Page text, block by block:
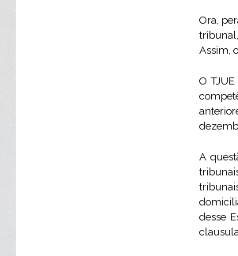
Ora,
Assim,
O
A
desse